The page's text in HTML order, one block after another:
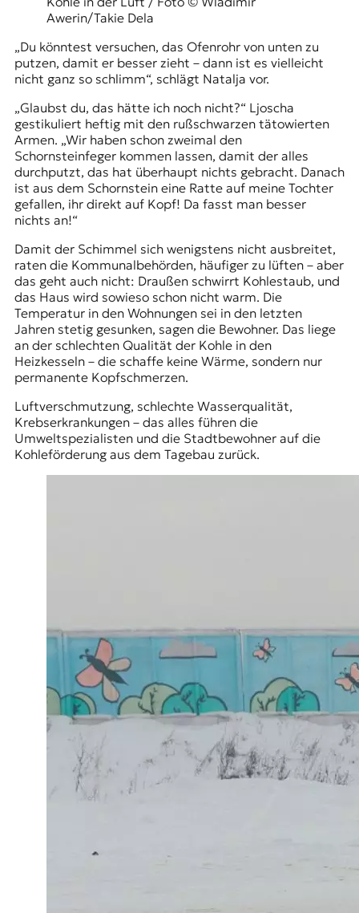
Awerin/Takie Dela
„Du könntest versuchen, das Ofenrohr von unten zu
putzen, damit er besser zieht – dann ist es vielleicht
nicht ganz so schlimm“, schlägt Natalja vor.
„Glaubst du, das hätte ich noch nicht?“ Ljoscha
gestikuliert heftig mit den rußschwarzen tätowierten
Armen. „Wir haben schon zweimal den
Schornsteinfeger kommen lassen, damit der alles
durchputzt, das hat überhaupt nichts gebracht. Danach
ist aus dem Schornstein eine Ratte auf meine Tochter
gefallen, ihr direkt auf Kopf! Da fasst man besser
nichts an!“
Damit der Schimmel sich wenigstens nicht ausbreitet,
raten die Kommunalbehörden, häufiger zu lüften – aber
das geht auch nicht: Draußen schwirrt Kohlestaub, und
das Haus wird sowieso schon nicht warm. Die
Temperatur in den Wohnungen sei in den letzten
Jahren stetig gesunken, sagen die Bewohner. Das liege
an der schlechten Qualität der Kohle in den
Heizkesseln – die schaffe keine Wärme, sondern nur
permanente Kopfschmerzen.
Luftverschmutzung, schlechte Wasserqualität,
Krebserkrankungen – das alles führen die
Umweltspezialisten und die Stadtbewohner auf die
Kohleförderung aus dem Tagebau zurück.